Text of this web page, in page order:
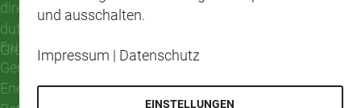
direkt in die eigenen vier Wände. Von zarten Gerbera über
duftende Frühlingsblumen bis hin zu kräftigen
Grünpflanzen ist für jeden Geschmack etwas dabei.
Frühling zum Mitnehmen
Gerade jetzt wächst die Lust auf frische Farben und neue
Energie. Die blühenden Arrangements sorgen schon beim
und ausschalten.
Impressum | Datenschutz
EINSTELLUNGEN